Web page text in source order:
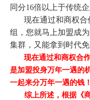
同分16倍以上于传统企
现在通过和商权
组，您就马上加盟成
集群，又能拿到时代
现在通过和商权合
是加盟投身万年一遇的
一起来分万年一遇的钱！
综上所述，根据《